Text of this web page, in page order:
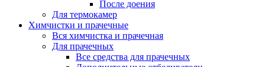
После доения
Для термокамер
Химчистки и прачечные
Вся химчистка и прачечная
Для прачечных
Все средства для прачечных